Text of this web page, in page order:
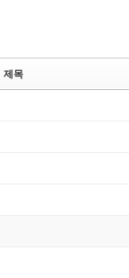
제목